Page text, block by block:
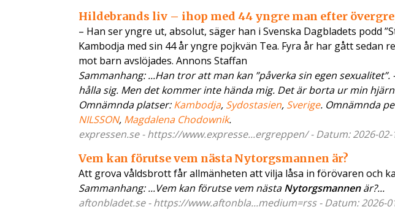
Hildebrands liv – ihop med 44 yngre man efter
– Han ser yngre ut, absolut, säger han i Svenska Dagbladets podd
Kambodja med sin 44 år yngre pojkvän Tea. Fyra år har gått sedan
mot barn avslöjades. Annons Staffan
Sammanhang: ...Han tror att man kan ”påverka sin egen sexualitet”.
hålla sig. Men det kommer inte hända mig. Det är borta ur min
Omnämnda platser:Kambodja, Sydostasien, Sverige. Omnämnda
NILSSON, Magdalena Chodownik.
expressen.se - https://www.expresse...ergreppen/ - Datum: 2026-02-
Vem kan förutse vem nästa Nytorgsmannen är?
Att grova våldsbrott får allmänheten att vilja låsa in förövaren och
Sammanhang: ...Vem kan förutse vem nästaNytorgsmannenär?...
aftonbladet.se - https://www.aftonbla...medium=rss - Datum: 2026-